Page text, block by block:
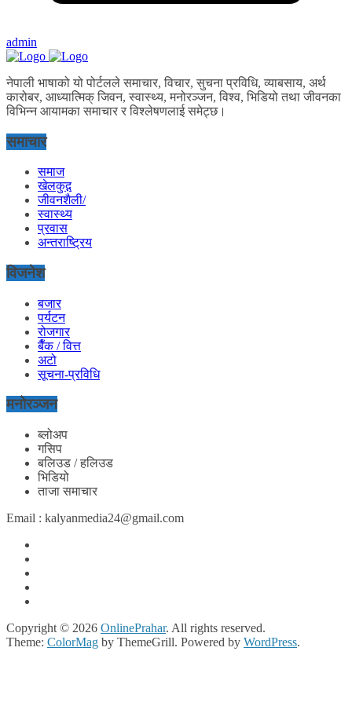
admin
नेपाली भाषाको यो पोर्टलले समाचार, विचार, सुचना प्रविधि, व्याबसाय, अर्थ
कारोबर, आध्यात्मिक् जिवन, स्वास्थ्य, मनोरञ्जन, विश्व, भिडियो तथा जीवनका
विभिन्न आयामका समाचार र विश्लेषणलाई समेट्छ।
समाचार
समाज
खेलकुद़़
जीवनशैली/
स्वास्थ्य
प्रवास
अन्तराष्ट्रिय
विजनेश
बजार
पर्यटन
रोजगार
बैँक / वित्त
अटो
सूचना-प्रविधि
मनोरञ्जन
ब्लोअप
गसिप
बलिउड / हलिउड
भिडियो
ताजा समाचार
Email : kalyanmedia24@gmail.com
Copyright © 2026 OnlinePrahar. All rights reserved.
Theme: ColorMag by ThemeGrill. Powered by WordPress.